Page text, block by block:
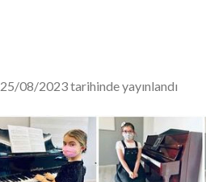
25/08/2023tarihinde yayınlandı